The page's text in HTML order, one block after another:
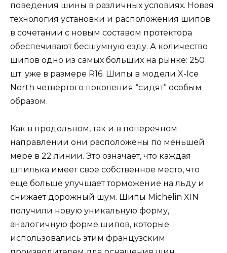
поведения шины в различных условиях. Новая
технология установки и расположения шипов
в сочетании с новым составом протектора
обеспечивают бесшумную езду. А количество
шипов одно из самых больших на рынке: 250
шт. уже в размере R16. Шипы в модели X-Ice
North четвертого поколения “сидят” особым
образом.
Как в продольном, так и в поперечном
направлении они расположены по меньшей
мере в 22 линии. Это означает, что каждая
шпилька имеет свое собственное место, что
еще больше улучшает торможение на льду и
снижает дорожный шум. Шипы Michelin XIN
получили новую уникальную форму,
аналогичную форме шипов, которые
использовались этим французским